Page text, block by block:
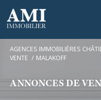
AGENCES IMMOBILIÈRES
VENTE
MALAKOFF
ANNONCES DE